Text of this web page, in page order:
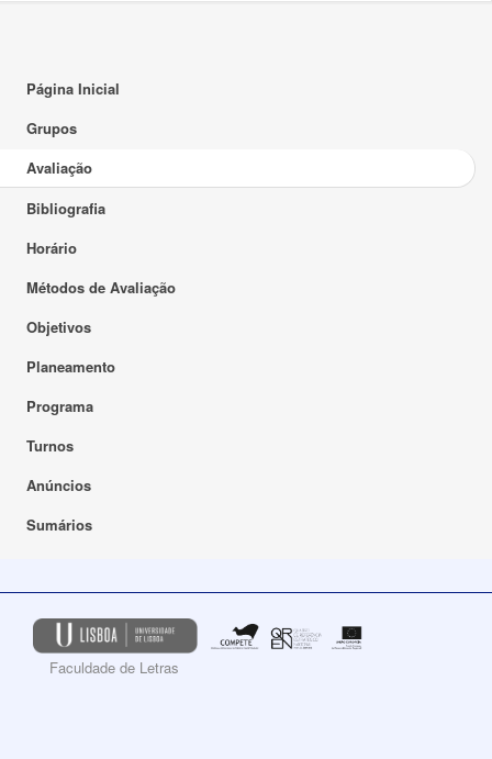
Página Inicial
Grupos
Avaliação
Bibliografia
Horário
Métodos de Avaliação
Objetivos
Planeamento
Programa
Turnos
Anúncios
Sumários
Faculdade de Letras